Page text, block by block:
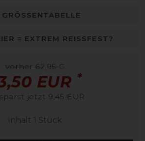
GRÖSSENTABELLE
= EXTREM REISSFEST?
vorher 62,95 €
EUR *
jetzt 9,45 EUR
Inhalt 1 Stück